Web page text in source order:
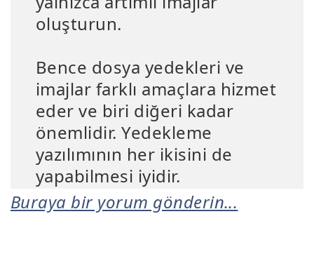
oluşturun.
Bence dosya yedekleri ve
imajlar farklı amaçlara hizmet
eder ve biri diğeri kadar
önemlidir. Yedekleme
yazılımının her ikisini de
yapabilmesi iyidir.
Buraya bir yorum gönderin...